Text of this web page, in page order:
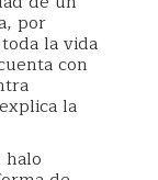
por
la vida
con
la